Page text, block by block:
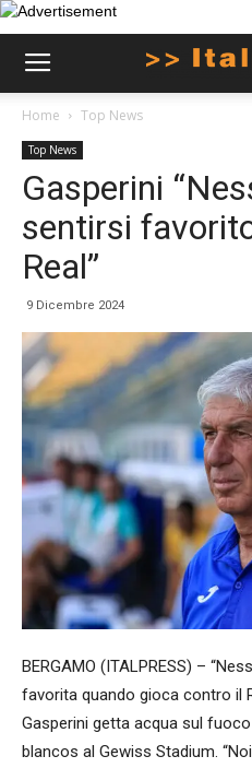
Home Top News
Top News
Gasperini
sentirsi
Real”
9 Dicembre 2024
BERGAMO (ITALPRESS) –
favorita quando gioca contro il
Gasperini getta acqua sul
blancos al Gewiss Stadium.